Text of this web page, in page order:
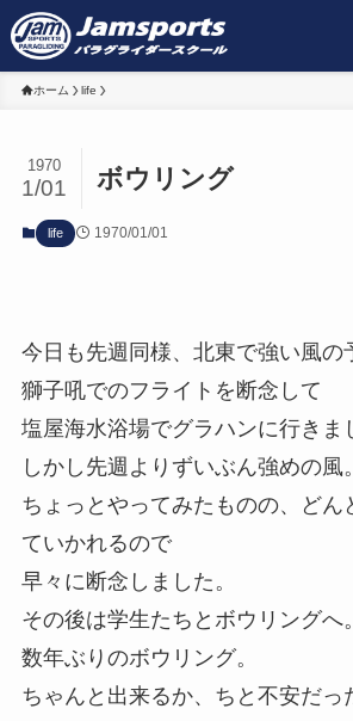
ホーム life
ボウリング
1970
1/01
life 1970/01/01
今日も先週同様、北東で強い風の
獅子吼でのフライトを断念して
塩屋海水浴場でグラハンに行きま
しかし先週よりずいぶん強めの風。
ちょっとやってみたものの、どん
ていかれるので
早々に断念しました。
その後は学生たちとボウリングへ。
数年ぶりのボウリング。
ちゃんと出来るか、ちと不安だっ